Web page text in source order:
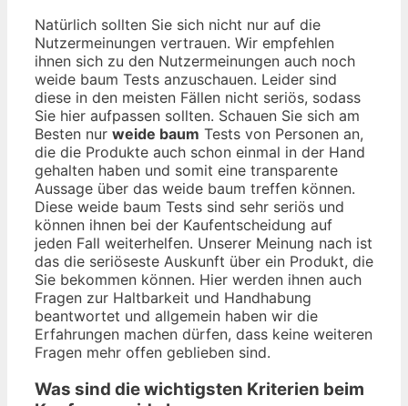
Natürlich sollten Sie sich nicht nur auf die
Nutzermeinungen vertrauen. Wir empfehlen
ihnen sich zu den Nutzermeinungen auch noch
weide baum Tests anzuschauen. Leider sind
diese in den meisten Fällen nicht seriös, sodass
Sie hier aufpassen sollten. Schauen Sie sich am
Besten nur weide baum Tests von Personen an,
die die Produkte auch schon einmal in der Hand
gehalten haben und somit eine transparente
Aussage über das weide baum treffen können.
Diese weide baum Tests sind sehr seriös und
können ihnen bei der Kaufentscheidung auf
jeden Fall weiterhelfen. Unserer Meinung nach ist
das die seriöseste Auskunft über ein Produkt, die
Sie bekommen können. Hier werden ihnen auch
Fragen zur Haltbarkeit und Handhabung
beantwortet und allgemein haben wir die
Erfahrungen machen dürfen, dass keine weiteren
Fragen mehr offen geblieben sind.
Was sind die wichtigsten Kriterien beim